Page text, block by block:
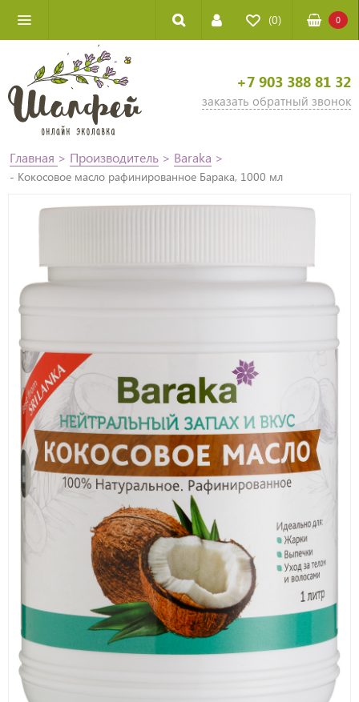
(0) 0
+7 903 388 81 32
заказать обратный звонок
Главная > Производитель > Baraka >
- Кокосовое масло рафинированное Барака, 1000 мл